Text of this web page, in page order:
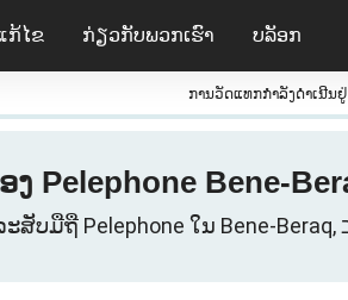
ກ້ໄຂ ກ່ຽວ​ກັບ​ພວກ​ເຮົາ ບລັອກ
ການວັດແທກກໍາລັງດໍາເນີນຢູ່